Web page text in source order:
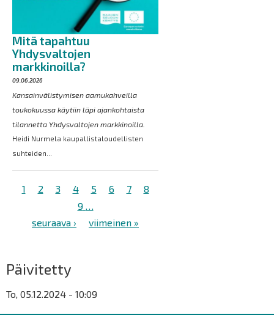
Mitä tapahtuu
Yhdysvaltojen
markkinoilla?
09.06.2026
Kansainvälistymisen aamukahveilla
toukokuussa käytiin läpi ajankohtaista
tilannetta Yhdysvaltojen markkinoilla.
Heidi Nurmela kaupallistaloudellisten
suhteiden...
Sivutus
Tämänhetkinen
1 Sivu
2 Sivu
3 Sivu
4 Sivu
5 Sivu
6 Sivu
7 Sivu
8
Sivu
9 …
Seuraava
seuraava ›
Viimeinen
viimeinen »
Päivitetty
To, 05.12.2024 - 10:09